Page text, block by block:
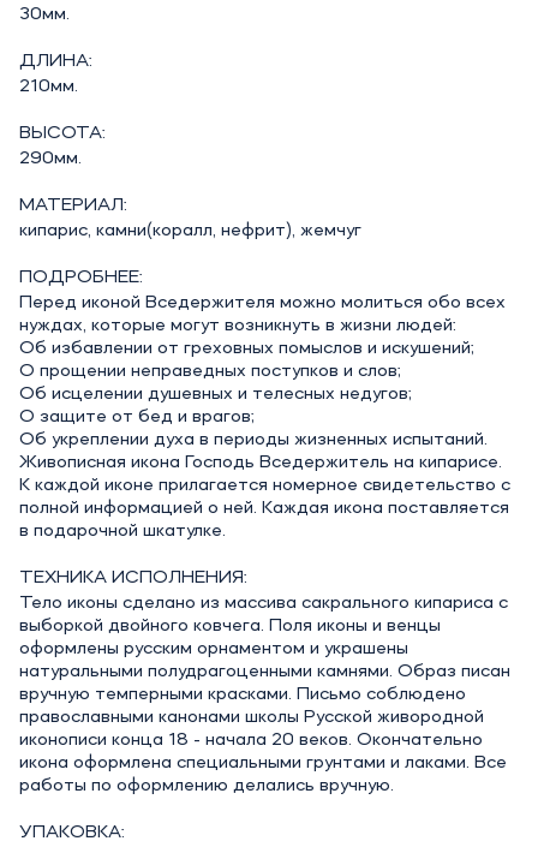
30мм.
ДЛИНА:
210мм.
ВЫСОТА:
290мм.
МАТЕРИАЛ:
кипарис, камни(коралл, нефрит), жемчуг
ПОДРОБНЕЕ:
Перед иконой Вседержителя можно молиться обо всех
нуждах, которые могут возникнуть в жизни людей:
Об избавлении от греховных помыслов и искушений;
О прощении неправедных поступков и слов;
Об исцелении душевных и телесных недугов;
О защите от бед и врагов;
Об укреплении духа в периоды жизненных испытаний.
Живописная икона Господь Вседержитель на кипарисе.
К каждой иконе прилагается номерное свидетельство с
полной информацией о ней. Каждая икона поставляется
в подарочной шкатулке.
ТЕХНИКА ИСПОЛНЕНИЯ:
Тело иконы сделано из массива сакрального кипариса с
выборкой двойного ковчега. Поля иконы и венцы
оформлены русским орнаментом и украшены
натуральными полудрагоценными камнями. Образ писан
вручную темперными красками. Письмо соблюдено
православными канонами школы Русской живородной
иконописи конца 18 - начала 20 веков. Окончательно
икона оформлена специальными грунтами и лаками. Все
работы по оформлению делались вручную.
УПАКОВКА: